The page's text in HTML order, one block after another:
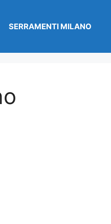
SERRAMENTI MILANO